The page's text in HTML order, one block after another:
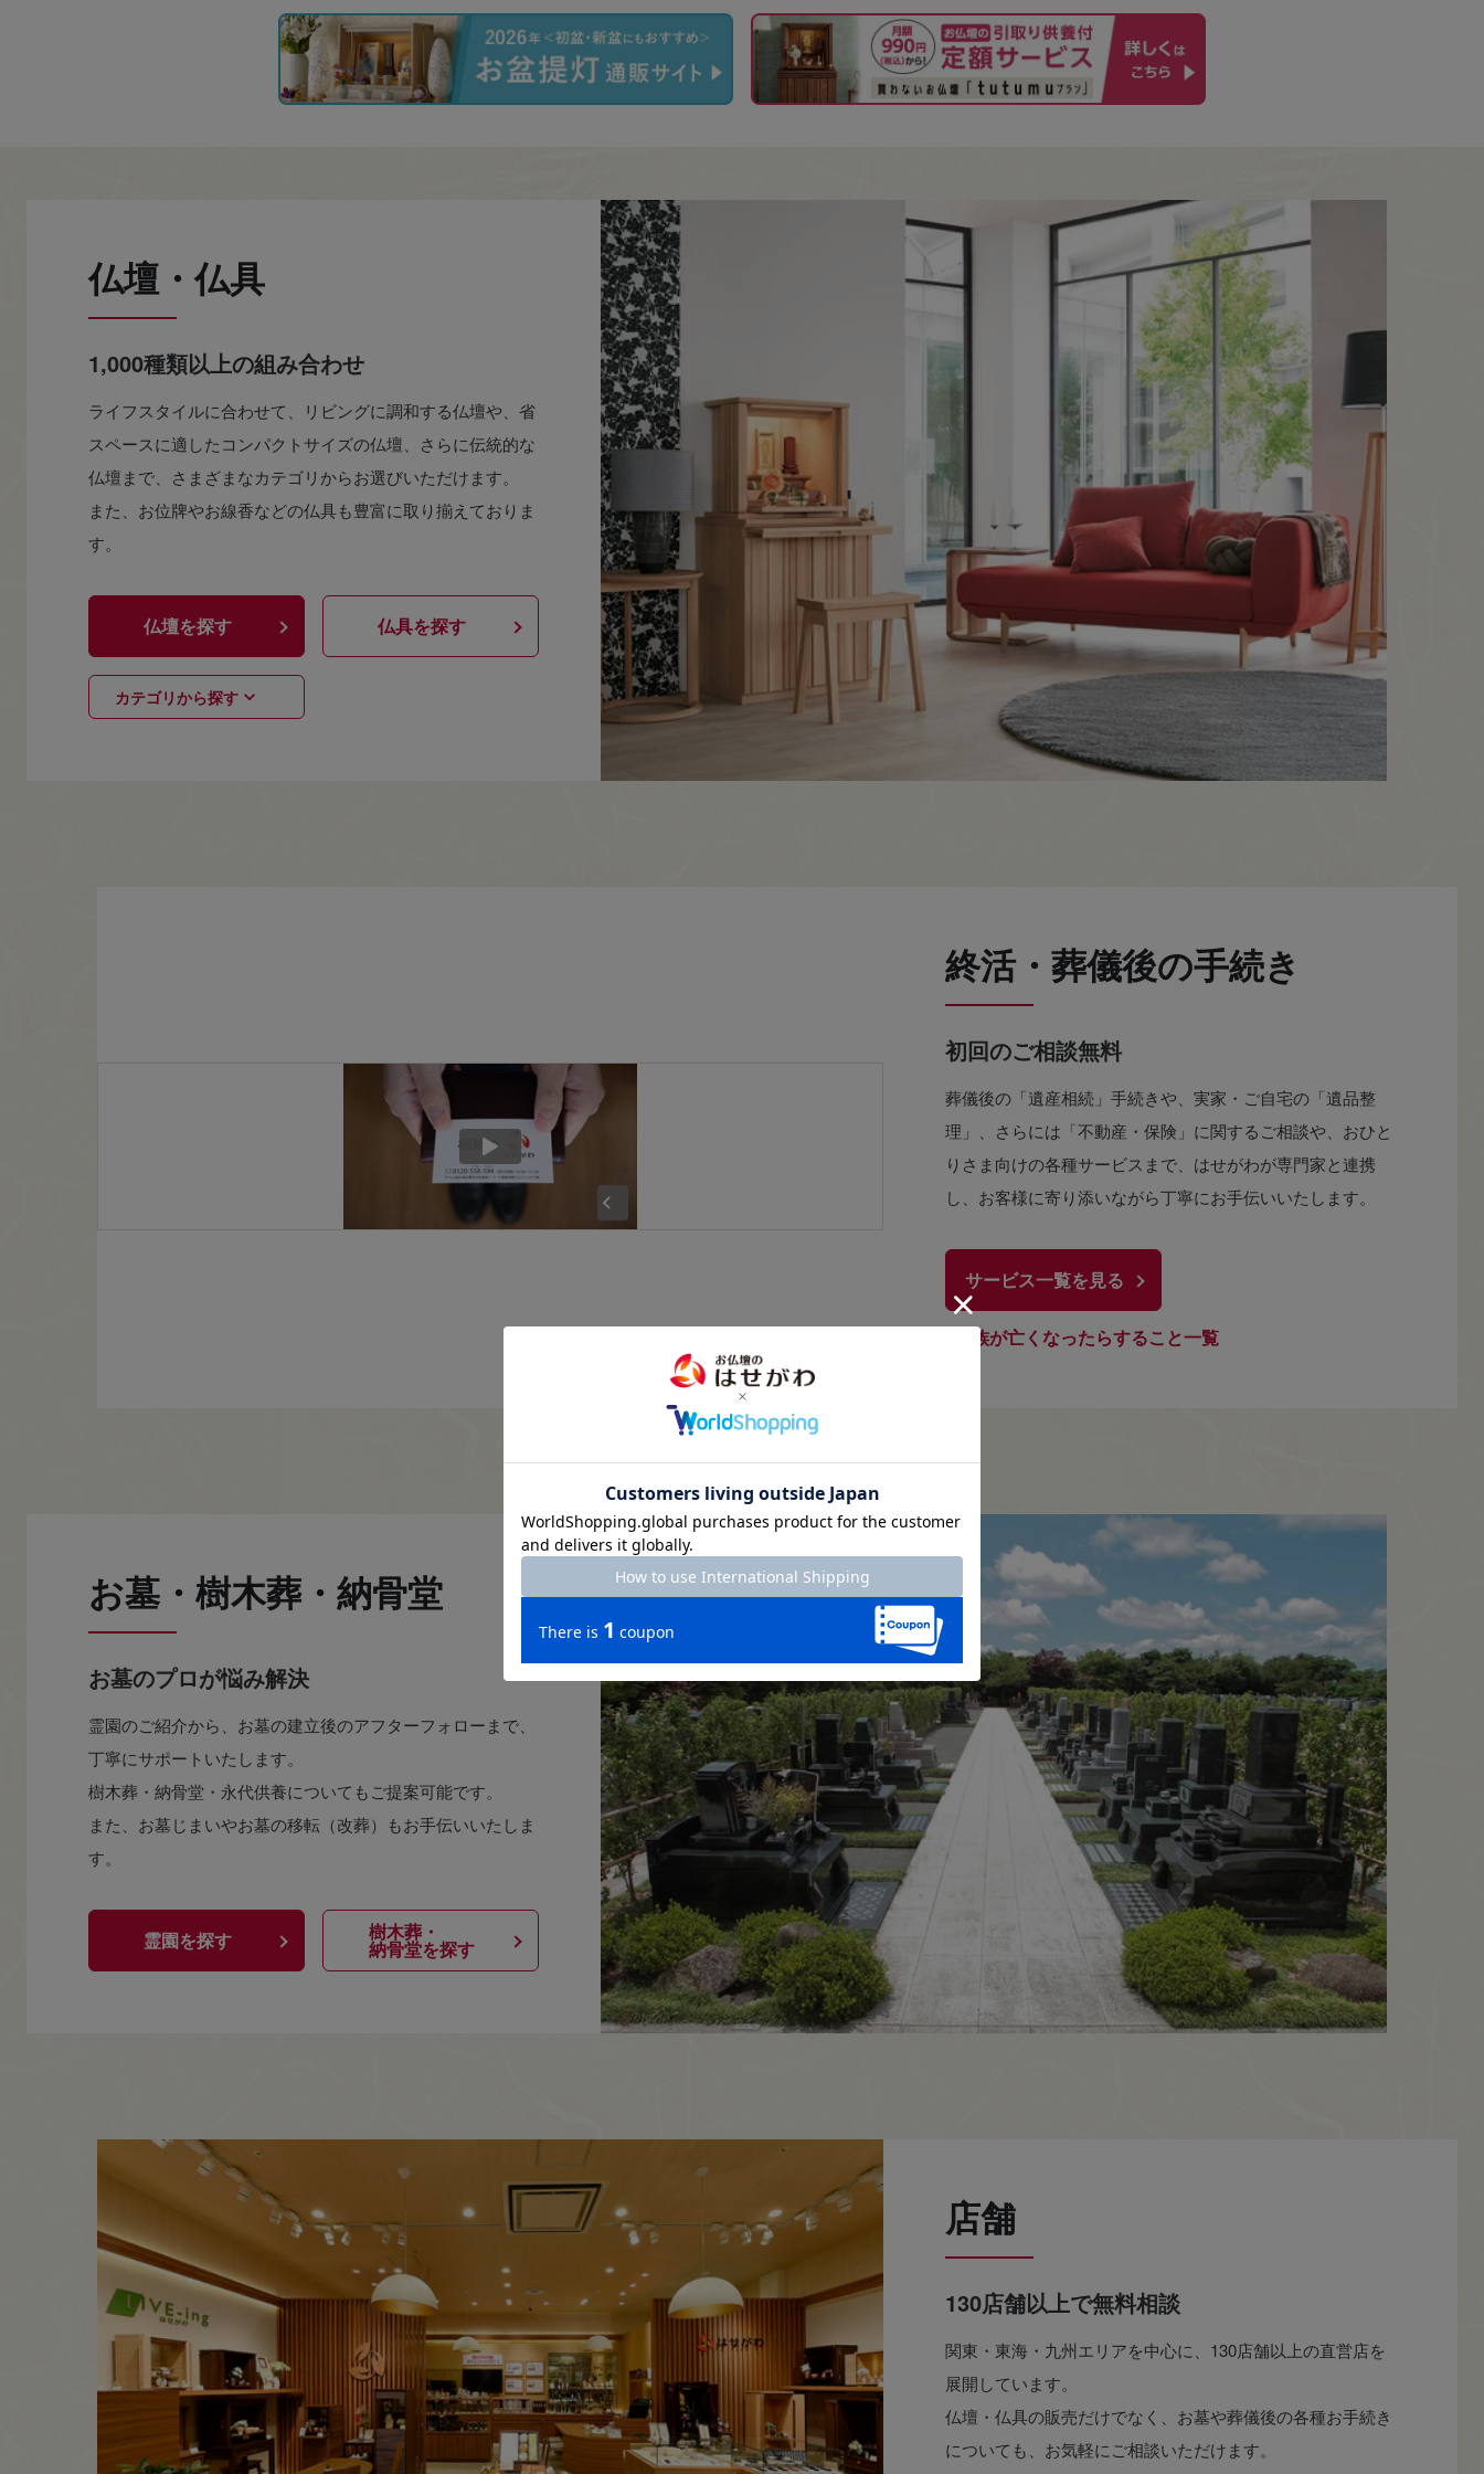
仏壇・仏具
1,000種類以上の組み合わせ
ライフスタイルに合わせて、リビングに調和する仏壇や、省
スペースに適したコンパクトサイズの仏壇、さらに伝統的な
仏壇まで、さまざまなカテゴリからお選びいただけます。
また、お位牌やお線香などの仏具も豊富に取り揃えておりま
す。
仏壇を探す 仏具を探す
カテゴリから探す
終活・葬儀後の手続き
初回のご相談無料
葬儀後の「遺産相続」手続きや、実家・ご自宅の「遺品整
理」、さらには「不動産・保険」に関するご相談や、おひと
りさま向けの各種サービスまで、はせがわが専門家と連携
し、お客様に寄り添いながら丁寧にお手伝いいたします。
サービス一覧を見る
家族が亡くなったらすること一覧
お墓・樹木葬・納骨堂
お墓のプロが悩み解決
霊園のご紹介から、お墓の建立後のアフターフォローまで、
丁寧にサポートいたします。
樹木葬・納骨堂・永代供養についてもご提案可能です。
また、お墓じまいやお墓の移転（改葬）もお手伝いいたしま
す。
霊園を探す 樹木葬・
納骨堂を探す
店舗
130店舗以上で無料相談
関東・東海・九州エリアを中心に、130店舗以上の直営店を
展開しています。
仏壇・仏具の販売だけでなく、お墓や葬儀後の各種お手続き
についても、お気軽にご相談いただけます。